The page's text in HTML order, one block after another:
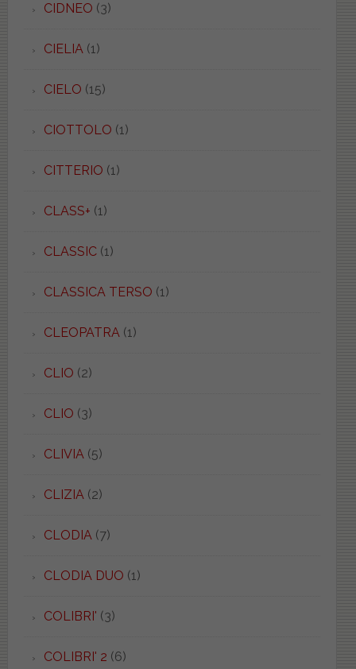
CIDNEO (3)
CIELIA(1)
CIELO (15)
CIOTTOLO (1)
CITTERIO (1)
CLASS+ (1)
CLASSIC(1)
CLASSICA TERSO (1)
CLEOPATRA(1)
CLIO (2)
CLIO (3)
CLIVIA(5)
CLIZIA(2)
CLODIA(7)
CLODIA DUO (1)
COLIBRI' (3)
COLIBRI' 2 (6)